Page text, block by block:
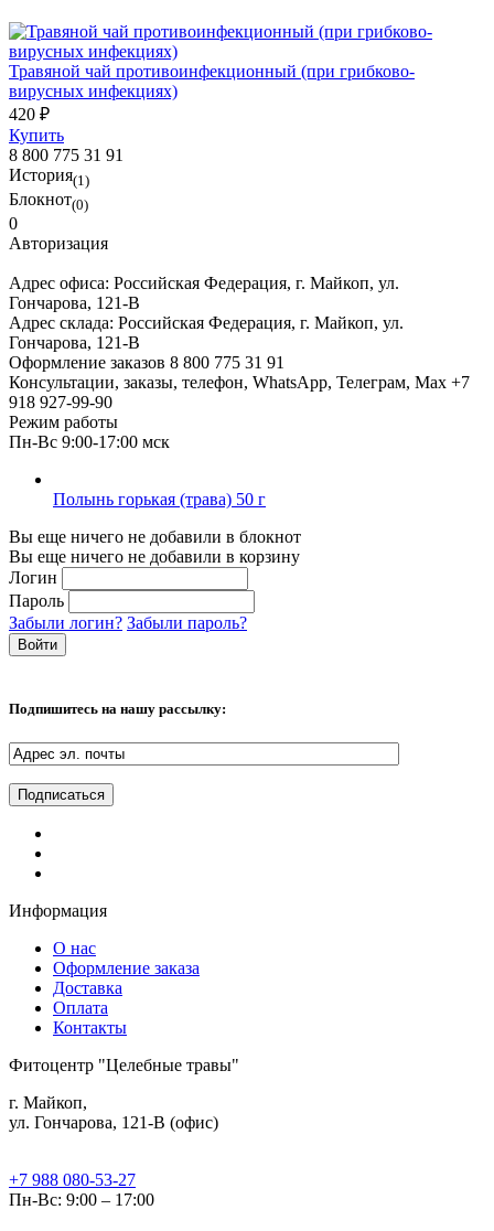
Травяной чай противоинфекционный (при грибково-
вирусных инфекциях)
420 ₽
Купить
8 800 775 31 91
История(1)
Блокнот(0)
0
Авторизация
Адрес офиса: Российская Федерация, г. Майкоп, ул.
Гончарова, 121-В
Адрес склада: Российская Федерация, г. Майкоп, ул.
Гончарова, 121-В
Оформление заказов 8 800 775 31 91
Консультации, заказы, телефон, WhatsApp, Телеграм, Мах +7
918 927-99-90
Режим работы
Пн-Вс 9:00-17:00 мск
Полынь горькая (трава) 50 г
Вы еще ничего не добавили в блокнот
Вы еще ничего не добавили в корзину
Логин
Пароль
Забыли логин? Забыли пароль?
Подпишитесь на нашу рассылку:
Информация
О нас
Оформление заказа
Доставка
Оплата
Контакты
Фитоцентр "Целебные травы"
г. Майкоп,
ул. Гончарова, 121-В (офис)
+7 988 080-53-27
Пн-Вс: 9:00 – 17:00